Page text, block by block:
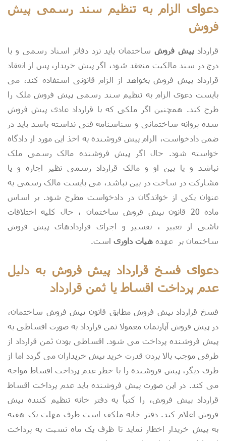
دعوای الزام به تنظیم سند رسمی پیش
فروش
قرارداد پیش فروشساختمان باید نزد دفاتر اسناد رسمی و با
درج در سند مالکیت منعقد شود، اگر پیش خریدار، پس از انعقاد
قرارداد پیش فروش بخواهد از الزام قانونی استفاده کند، می
بایست دعوی الزام به تنظیم سند رسمی پیش فروش ملک را
طرح کند. همچنین اگر ملکی که با قرارداد عادی پیش فروش
شده پروانه ساختمانی و شناسنامه فنی نداشته باشد باید در
ضمن دادخواست، الزام پیش فروشنده به اخذ این مورد از دادگاه
خواسته شود. حال اگر پیش فروشنده مالک رسمی ملک
نباشد و یا بین او و مالک قرارداد رسمی نظیر اجاره و یا
مشارکت در ساخت در بین نباشد، می بایست مالک رسمی به
عنوان یکی از خواندگان در دادخواست مطرح شود. بر اساس
ماده 20 قانون پیش فروش ساختمان ، حال کلیه اختلافات
ناشی از تعبیر ، تفسیر و اجرای قراردادهای پیش فروش
ساختمان بر
عهده هیات داوری است.
دعوای فسخ قرارداد پیش فروش به دلیل
عدم پرداخت اقساط یا ثمن قرارداد
فسخ قرارداد پیش فروش مطابق قانون پیش فروش ساختمان،
در پیش فروش آپارتمان معمولا ثمن قرارداد به صورت اقساطی به
پیش فروشنده پرداخت می شود. اقساطی بودن ثمن قرارداد از
طرفی موجب بالا بردن قدرت خرید پیش خریداران می گردد اما از
طرف دیگر، پیش فروشنده را با خطر عدم پرداخت اقساط مواجه
می کند. در این صورت پیش فروشنده باید عدم پرداخت اقساط
قرارداد پیش فروش، را کتباً به دفتر خانه تنظیم کننده پیش
فروش اعلام کند. دفتر خانه ملکف است ظرف مهلت یک هفته
به پیش خریدار اخطار نماید تا ظرف یک ماه نسبت به پرداخت